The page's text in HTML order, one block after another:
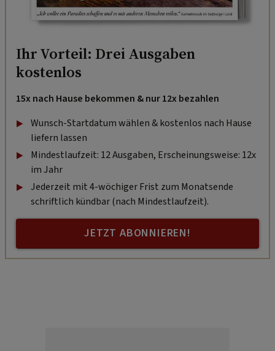
Ihr Vorteil: Drei Ausgaben
kostenlos
15x nach Hause bekommen & nur 12x bezahlen
Wunsch-Startdatum wählen & kostenlos nach Hause
liefern lassen
Mindestlaufzeit: 12 Ausgaben, Erscheinungsweise: 12x
im Jahr
Jederzeit mit 4-wöchiger Frist zum Monatsende
schriftlich kündbar (nach Mindestlaufzeit).
JETZT ABONNIEREN!